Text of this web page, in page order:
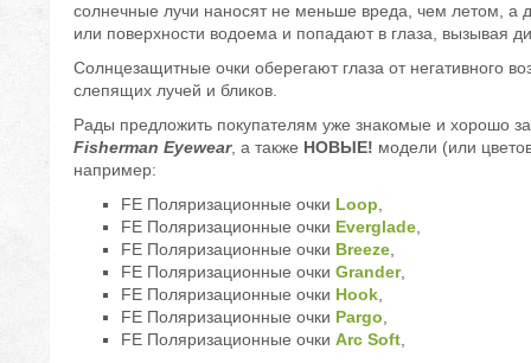
солнечные лучи наносят не меньше вреда, чем летом, а
или поверхности водоема и попадают в глаза, вызывая
Солнцезащитные очки оберегают глаза от негативного
слепящих лучей и бликов.
Рады предложить покупателям уже знакомые и хорошо
Fisherman Eyewear, а также НОВЫЕ! модели (или
например:
FE Поляризационные очки Loop
FE Поляризационные очки Everglade
FE Поляризационные очки Breeze
FE Поляризационные очки Grander,
FE Поляризационные очки Hook
FE Поляризационные очки Pargo
FE Поляризационные очки Arc Soft